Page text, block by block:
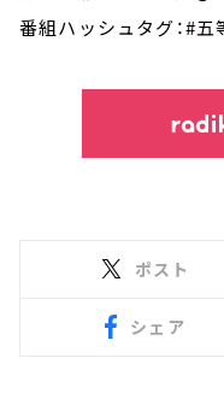
番組ハッシュタグ：#五
ポスト
シェア